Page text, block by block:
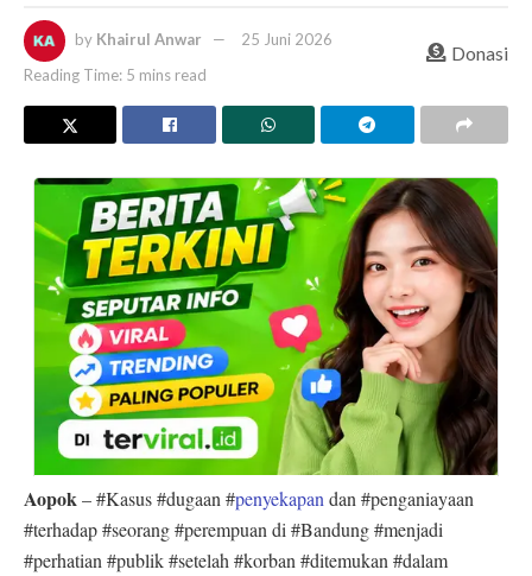
by Khairul Anwar
25 Juni 2026
Reading Time: 5 mins read
Donasi
Aopok– #Kasus #dugaan #penyekapandan #penganiayaan
#terhadap #seorang #perempuan di #Bandung #menjadi
#perhatian #publik #setelah #korban #ditemukan #dalam